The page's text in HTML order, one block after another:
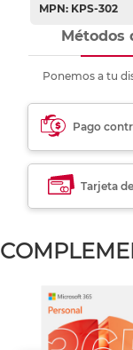
MPN: KPS-302
Métodos
Ponemos a tu
Pago
Tarjeta